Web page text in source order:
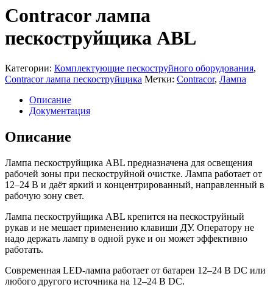
Contracor лампа
пескоструйщика ABL
Категории: Комплектующие пескоструйного оборудования,
Contracor лампа пескоструйщика Метки: Contracor, Лампа
Описание
Документация
Описание
Лампа пескоструйщика АBL предназначена для освещения
рабочей зоны при пескоструйной очистке. Лампа работает от
12–24 В и даёт яркий и концентрированный, направленный в
рабочую зону свет.
Лампа пескоструйщика АBL крепится на пескоструйный
рукав и не мешает применению клавиши ДУ. Оператору не
надо держать лампу в одной руке и он может эффективно
работать.
Современная LED-лампа работает от батареи 12–24 В DC или
любого другого источника на 12–24 В DC.